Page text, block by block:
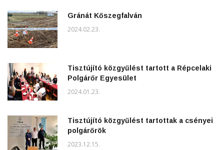
Gránát Kőszegfalván
2024.02.23.
Tisztújító közgyűlést tartott a Répcelaki
Polgárőr Egyesület
2024.01.23.
Tisztújító közgyűlést tartottak a csényei
polgárőrök
2023.12.15.